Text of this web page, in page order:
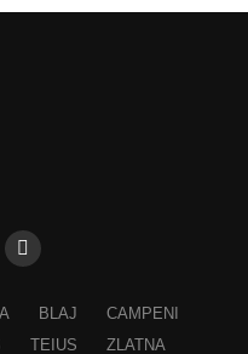
BLAJ
CAMPENI
TEIUS ZLATNA